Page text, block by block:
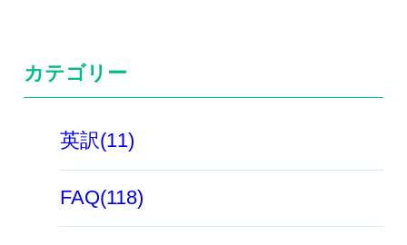
カテゴリー
英訳(11)
FAQ(118)